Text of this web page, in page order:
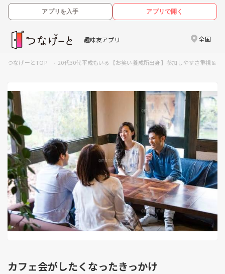
アプリを入手 アプリで開く
趣味友アプリ 全国
つなげーとTOP 20代30代平成もいる【お笑い養成所出身】参加しやすさ重視&
カフェ会がしたくなったきっかけ